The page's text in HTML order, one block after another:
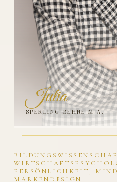
PERSÖNLICHKEIT,
MARKENDESIGN
Julia
SPERLING-BEHNE M.A.